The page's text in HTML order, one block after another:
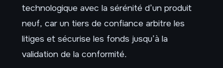
technologique avec la sérénité d’un produit
neuf, car un tiers de confiance arbitre les
litiges et sécurise les fonds jusqu’à la
validation de la conformité.